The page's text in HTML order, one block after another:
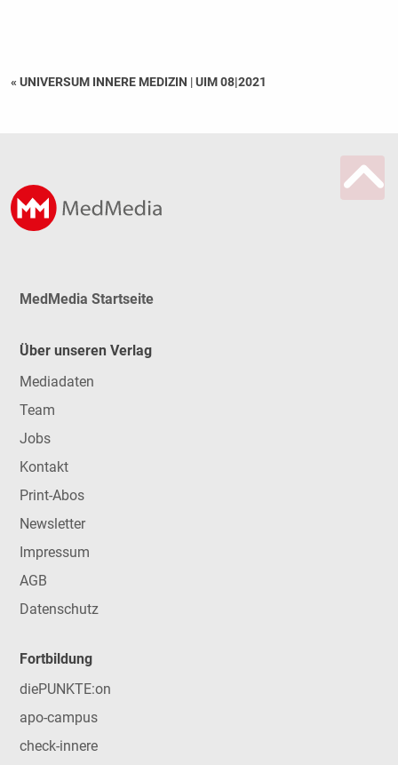
« UNIVERSUM INNERE MEDIZIN |UIM 08|2021
MedMedia Startseite
Über unseren Verlag
Mediadaten
Team
Jobs
Kontakt
Print-Abos
Newsletter
Impressum
AGB
Datenschutz
Fortbildung
diePUNKTE:on
apo-campus
check-innere